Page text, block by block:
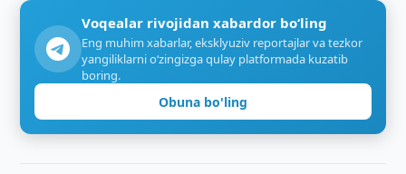
Voqealar rivojidan xabardor bo‘ling
Eng muhim xabarlar, eksklyuziv reportajlar va tezkor
yangiliklarni o‘zingizga qulay platformada kuzatib
boring.
Obuna bo'ling